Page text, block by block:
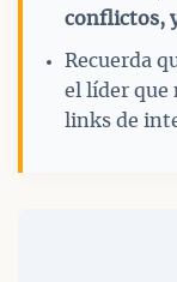
conflictos,
Recuerda
el líder que
links de